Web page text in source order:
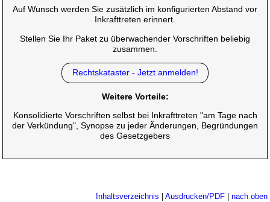
Auf Wunsch werden Sie zusätzlich im konfigurierten Abstand vor
Inkrafttreten erinnert.
Stellen Sie Ihr Paket zu überwachender Vorschriften beliebig
zusammen.
Rechtskataster - Jetzt anmelden!
Weitere Vorteile:
Konsolidierte Vorschriften selbst bei Inkrafttreten "am Tage nach
der Verkündung", Synopse zu jeder Änderungen, Begründungen
des Gesetzgebers
Inhaltsverzeichnis Ausdrucken/PDF| nach oben